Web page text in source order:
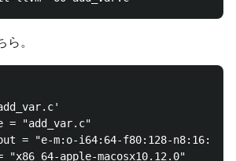
。
= "add_var.c"
= "e-m:o-i64:64-f80:128-
apple-macosx10.12.0"